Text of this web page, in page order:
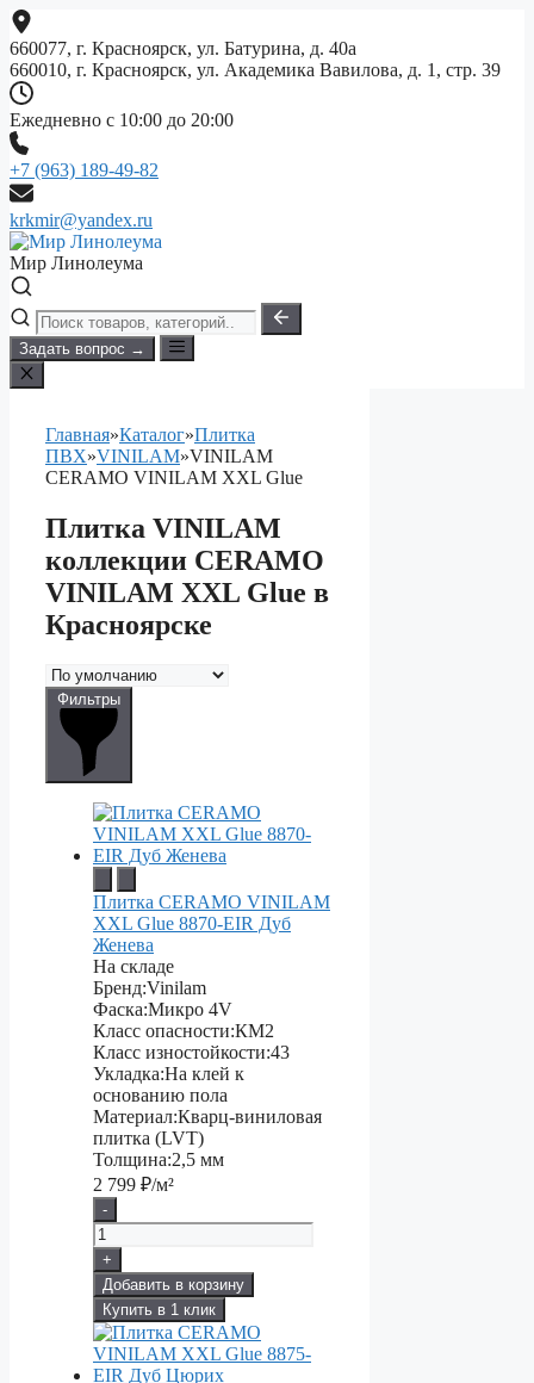
Перейти
к
содержимому
660077, г. Красноярск, ул. Батурина, д. 40а
660010, г. Красноярск, ул. Академика Вавилова, д. 1, стр. 39
Ежедневно с 10:00 до 20:00
+7 (963) 189-49-82
krkmir@yandex.ru
Мир Линолеума
Задать вопрос →
Главная»Каталог»Плитка
ПВХ»VINILAM»VINILAM
CERAMO VINILAM XXL Glue
Плитка VINILAM
коллекции CERAMO
VINILAM XXL Glue в
Красноярске
Фильтры
Плитка CERAMO VINILAM
XXL Glue 8870-EIR Дуб
Женева
На складе
Бренд:Vinilam
Фаска:Микро 4V
Класс опасности:КМ2
Класс изностойкости:43
Укладка:На клей к
основанию пола
Материал:Кварц-виниловая
плитка (LVT)
Толщина:2,5 мм
2 799 ₽/м²
-
+
Добавить в корзину
Купить в 1 клик